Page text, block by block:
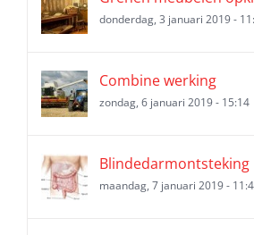
donderdag, 3 januari 2019 -
Combine werking
zondag, 6 januari 2019 - 15:14
Blindedarmontsteking
maandag, 7 januari 2019 -